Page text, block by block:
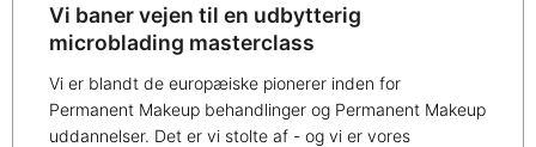
Vi baner vejen til en udbytterig
microblading masterclass
Vi er blandt de europæiske pionerer inden for
Permanent Makeup behandlinger og Permanent Makeup
uddannelser. Det er vi stolte af - og vi er vores